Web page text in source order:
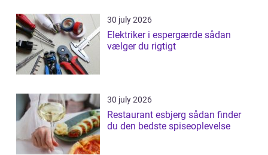
30 july 2026
Elektriker i espergærde sådan
vælger du rigtigt
30 july 2026
Restaurant esbjerg sådan finder
du den bedste spiseoplevelse